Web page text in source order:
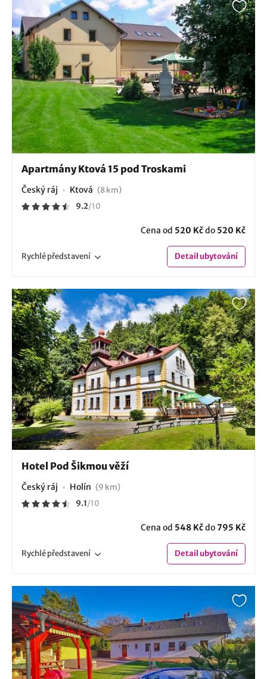
Apartmány Ktová 15 pod Troskami
Český ráj Ktová (8 km)
9.2/10
Cena od 520 Kčdo 520 Kč
Rychlépředstavení Detailubytování
Hotel Pod Šikmou věží
Český ráj Holín (9 km)
9.1/10
Cena od 548 Kčdo795 Kč
Rychlépředstavení Detailubytování